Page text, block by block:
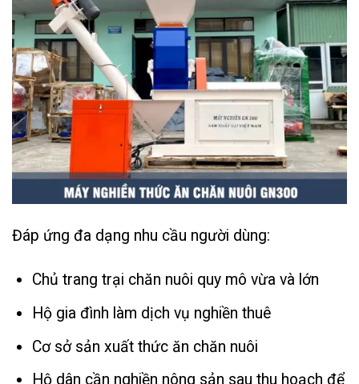
Đáp ứng đa dạng nhu cầu người dùng:
Chủ trang trại chăn nuôi quy mô vừa và lớn
Hộ gia đình làm dịch vụ nghiền thuê
Cơ sở sản xuất thức ăn chăn nuôi
Hộ dân cần nghiền nông sản sau thu hoạch để